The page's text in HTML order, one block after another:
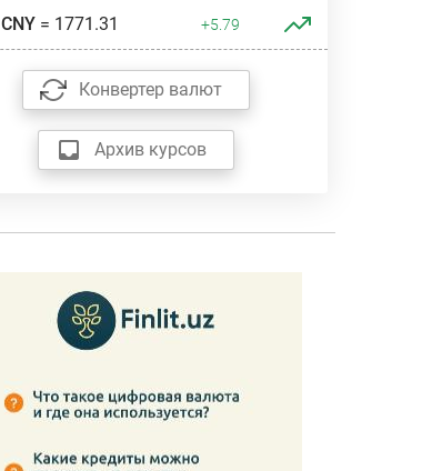
CNY= 1771.31 +5.79
Конвертер валют
Архив курсов